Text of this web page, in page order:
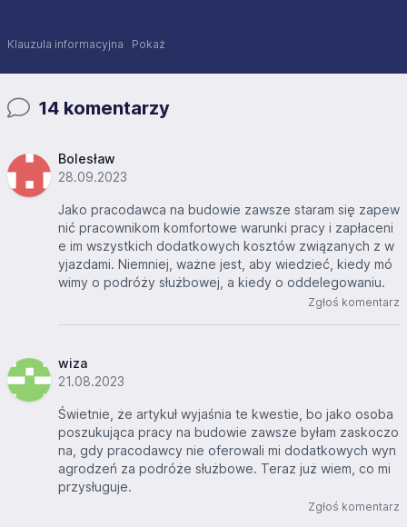
Klauzula informacyjna Pokaż
14 komentarzy
Bolesław
28.09.2023
Jako pracodawca na budowie zawsze staram się zapew
nić pracownikom komfortowe warunki pracy i zapłaceni
e im wszystkich dodatkowych kosztów związanych z w
yjazdami. Niemniej, ważne jest, aby wiedzieć, kiedy mó
wimy o podróży służbowej, a kiedy o oddelegowaniu.
Zgłoś komentarz
wiza
21.08.2023
Świetnie, że artykuł wyjaśnia te kwestie, bo jako osoba
poszukująca pracy na budowie zawsze byłam zaskoczo
na, gdy pracodawcy nie oferowali mi dodatkowych wyn
agrodzeń za podróże służbowe. Teraz już wiem, co mi
przysługuje.
Zgłoś komentarz